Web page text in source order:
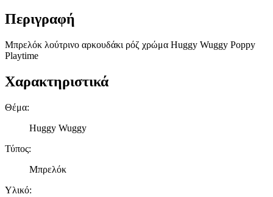
Περιγραφή
Μπρελόκ λούτρινο αρκουδάκι ρόζ χρώμα Huggy Wuggy Poppy
Playtime
Χαρακτηριστικά
Θέμα:
Huggy Wuggy
Τύπος:
Μπρελόκ
Υλικό: